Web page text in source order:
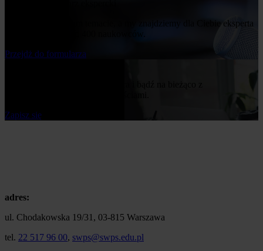
Napisz nam o swoim temacie, a my znajdziemy dla Ciebie eksperta
Przejdż do formularza
Zapisz się
adres:
ul. Chodakowska 19/31, 03-815 Warszawa
tel. 22 517 96 00, swps@swps.edu.pl